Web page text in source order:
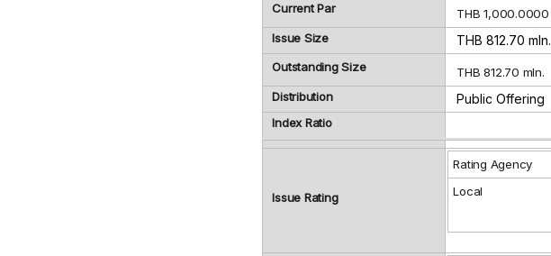
Current Par THB 1,000.0000
Issue Size THB 812.70 mln.
Outstanding Size THB 812.70 mln.
Distribution Public Offering
Index Ratio
Issue Rating
Rating Agency
Local